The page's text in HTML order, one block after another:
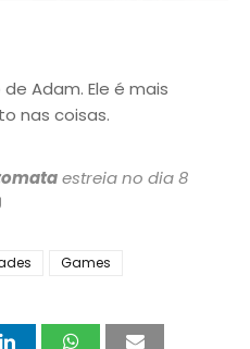
Adam. Ele é mais
nas coisas.
estreia no dia 8
Games